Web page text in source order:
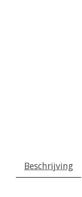
Beschrijving